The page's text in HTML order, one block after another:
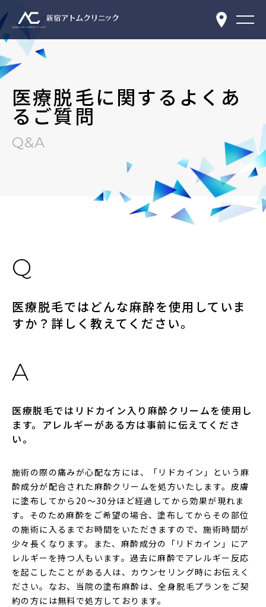
医療脱毛に関するよくあ
るご質問
Q&A
医療脱毛ではどんな麻酔を使用していま
すか？詳しく教えてください。
医療脱毛ではリドカイン入り麻酔クリームを使用し
ます。アレルギーがある方は事前に伝えてくださ
い。
施術の際の痛みが心配な方には、「リドカイン」という麻
酔成分が配合された麻酔クリームを処方いたします。皮膚
に塗布してから20～30分ほど経過してから効果が現れま
す。そのため麻酔をご希望の場合、塗布してからその部位
の施術に入るまでお時間をいただきますので、施術時間が
少々長くなります。また、麻酔成分の「リドカイン」にア
レルギーを持つ人もいます。過去に麻酔でアレルギー反応
を起こしたことがある人は、カウンセリング時にお伝えく
ださい。なお、当院の塗布麻酔は、全身脱毛プランをご契
約の方には無料で処方しております。